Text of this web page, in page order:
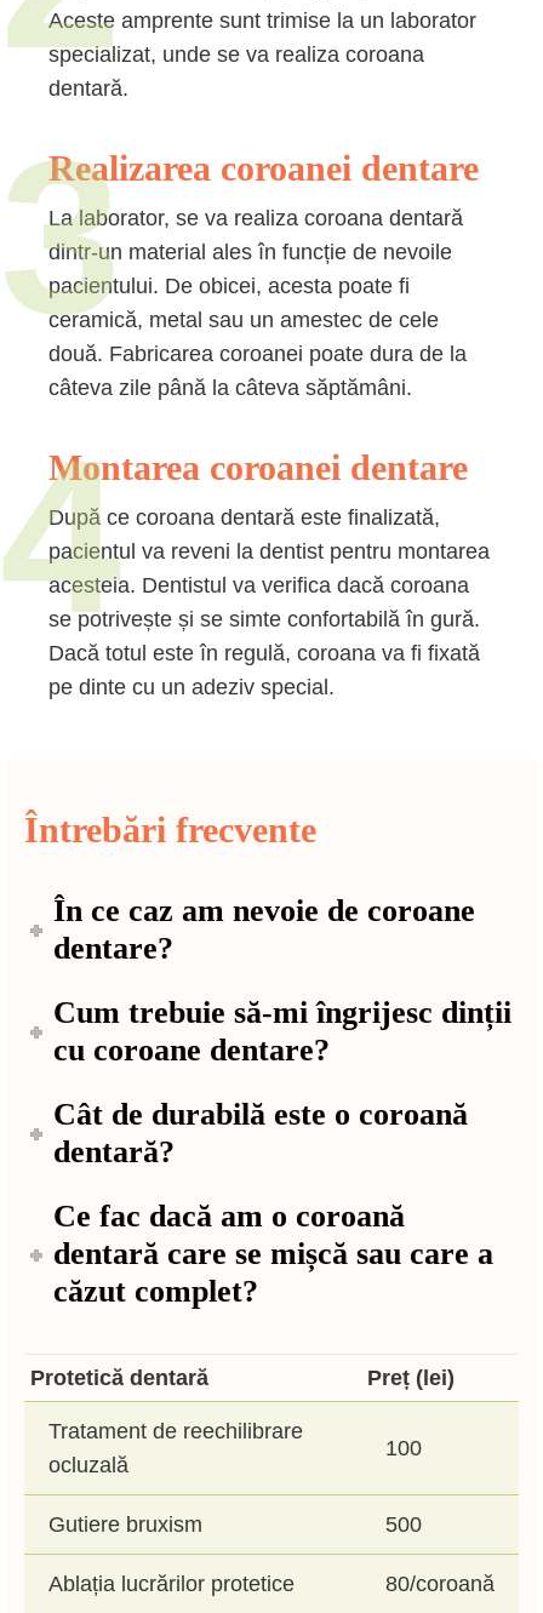
Aceste amprente sunt trimise la un laborator
specializat, unde se va realiza coroana
dentară.
3
Realizarea coroanei dentare
La laborator, se va realiza coroana dentară
dintr-un material ales în funcție de nevoile
pacientului. De obicei, acesta poate fi
ceramică, metal sau un amestec de cele
două. Fabricarea coroanei poate dura de la
câteva zile până la câteva săptămâni.
4
Montarea coroanei dentare
După ce coroana dentară este finalizată,
pacientul va reveni la dentist pentru montarea
acesteia. Dentistul va verifica dacă coroana
se potrivește și se simte confortabilă în gură.
Dacă totul este în regulă, coroana va fi fixată
pe dinte cu un adeziv special.
Întrebări frecvente
În ce caz am nevoie de coroane
dentare?
Cum trebuie să-mi îngrijesc dinții
cu coroane dentare?
Cât de durabilă este o coroană
dentară?
Ce fac dacă am o coroană
dentară care se mișcă sau care a
căzut complet?
Protetică dentară Preț (lei)
Tratament de reechilibrare
ocluzală
100
Gutiere bruxism 500
Ablația lucrărilor protetice 80/coroană